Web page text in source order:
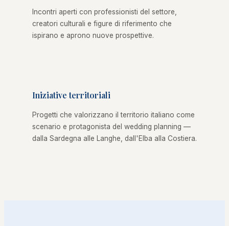
Incontri aperti con professionisti del settore,
creatori culturali e figure di riferimento che
ispirano e aprono nuove prospettive.
Iniziative territoriali
Progetti che valorizzano il territorio italiano come
scenario e protagonista del wedding planning —
dalla Sardegna alle Langhe, dall'Elba alla Costiera.